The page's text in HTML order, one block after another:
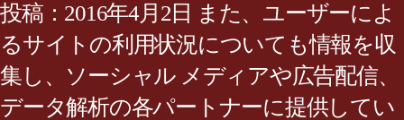
投稿：2016年4月2日 また、ユーザーによ
るサイトの利用状況についても情報を収
集し、ソーシャル メディアや広告配信、
データ解析の各パートナーに提供してい